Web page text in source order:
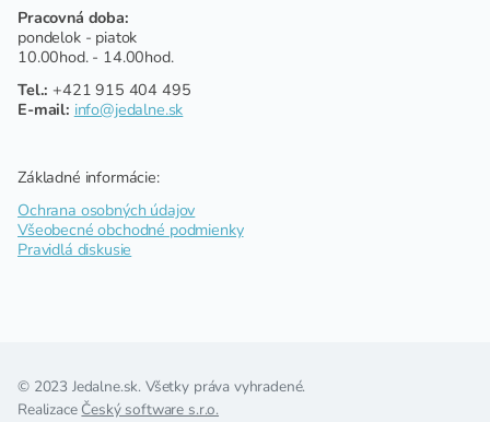
Pracovná doba:
pondelok - piatok
10.00hod. - 14.00hod.
Tel.: +421 915 404 495
E-mail: info@jedalne.sk
Základné informácie:
Ochrana osobných údajov
Všeobecné obchodné podmienky
Pravidlá diskusie
© 2023 Jedalne.sk. Všetky práva vyhradené.
Realizace Český software s.r.o.